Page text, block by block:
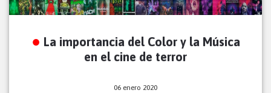
La importancia del Color y la Música
en el cine de terror
06 enero 2020